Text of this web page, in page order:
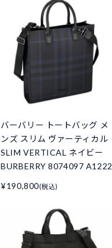
バーバリー トートバッグ メ
ンズ スリム ヴァーティカル
SLIM VERTICAL ネイビー
BURBERRY 8074097 A1222
¥190,800(税込)